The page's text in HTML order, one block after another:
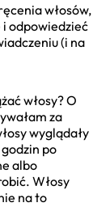
włosów,
i odpowiedzieć
(i na
włosy? O
za
wyglądały
po
albo
Włosy
na to